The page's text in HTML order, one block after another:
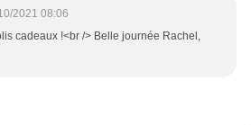
2021 08:06
cadeaux !<br /> Belle journée Rachel,